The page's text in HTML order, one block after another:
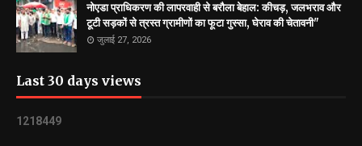
नोएडा प्राधिकरण की लापरवाही से बरौला बेहाल: कीचड़, जलभराव और
टूटी सड़कों से त्रस्त ग्रामीणों का फूटा गुस्सा, घेराव की चेतावनी"
जुलाई 27, 2026
Last 30 days views
1 21 8449